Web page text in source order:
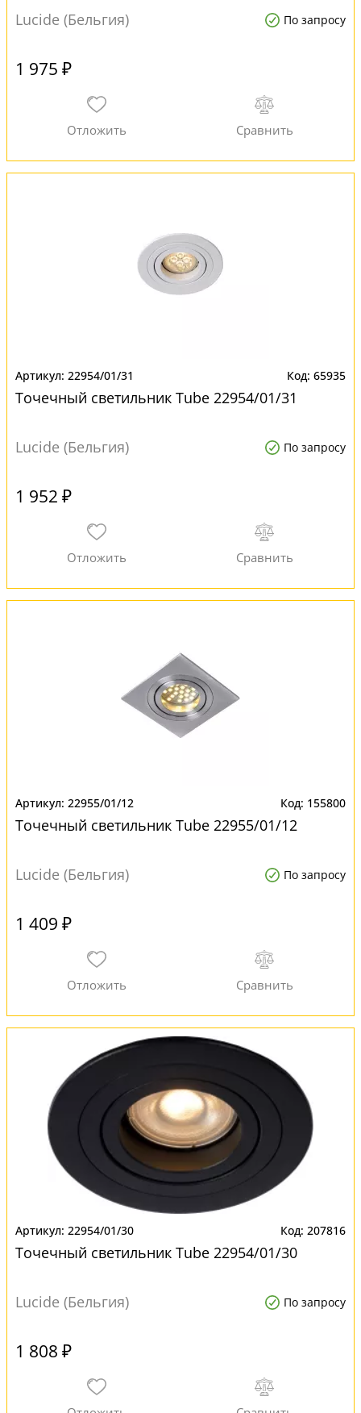
Lucide (Бельгия) По запросу
1 975 ₽
22954/01/31 65935
Точечный светильник Tube 22954/01/31
Lucide (Бельгия) По запросу
1 952 ₽
22955/01/12 155800
Точечный светильник Tube 22955/01/12
Lucide (Бельгия) По запросу
1 409 ₽
22954/01/30 207816
Точечный светильник Tube 22954/01/30
Lucide (Бельгия) По запросу
1 808 ₽